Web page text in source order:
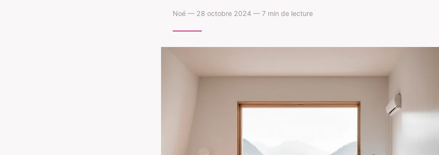
Noé — 28 octobre 2024 — 7 min de lecture